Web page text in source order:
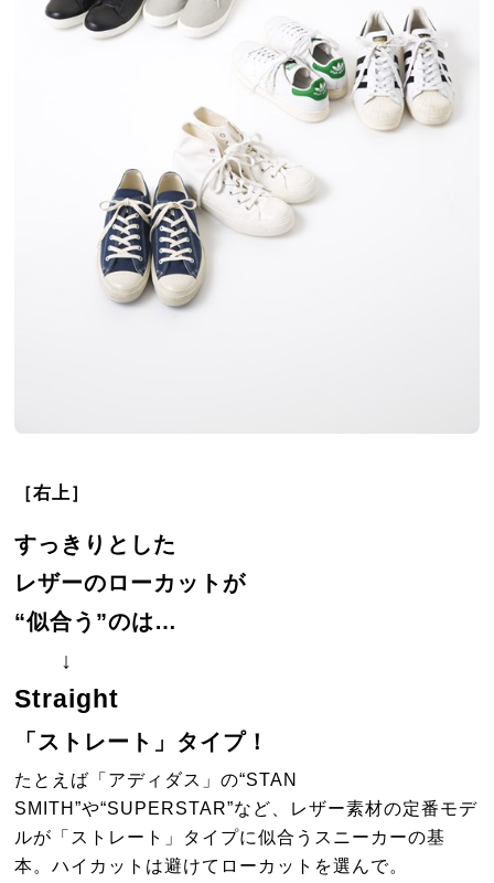
［右上］
すっきりとした
レザーのローカットが
“似合う”のは…
↓
Straight
「ストレート」タイプ！
たとえば「アディダス」の“STAN
SMITH”や“SUPERSTAR”など、レザー素材の定番モデ
ルが「ストレート」タイプに似合うスニーカーの基
本。ハイカットは避けてローカットを選んで。